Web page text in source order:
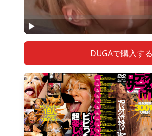
DUGAで購入する